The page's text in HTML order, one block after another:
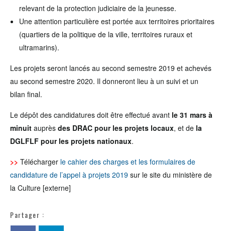
relevant de la protection judiciaire de la jeunesse.
Une attention particulière est portée aux territoires prioritaires
(quartiers de la politique de la ville, territoires ruraux et
ultramarins).
Les projets seront lancés au second semestre 2019 et achevés
au second semestre 2020. Il donneront lieu à un suivi et un
bilan final.
Le dépôt des candidatures doit être effectué avant le 31 mars à
minuit auprès des DRAC pour les projets locaux, et de la
DGLFLF pour les projets nationaux.
>> Télécharger le cahier des charges et les formulaires de
candidature de l’appel à projets 2019 sur le site du ministère de
la Culture [externe]
Partager :